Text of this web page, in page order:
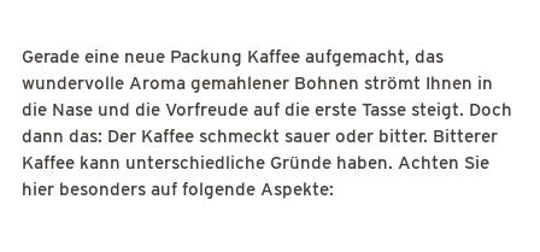
Gerade eine neue Packung Kaffee aufgemacht, das
wundervolle Aroma gemahlener Bohnen strömt Ihnen in
die Nase und die Vorfreude auf die erste Tasse steigt. Doch
dann das: Der Kaffee schmeckt sauer oder bitter. Bitterer
Kaffee kann unterschiedliche Gründe haben. Achten Sie
hier besonders auf folgende Aspekte: